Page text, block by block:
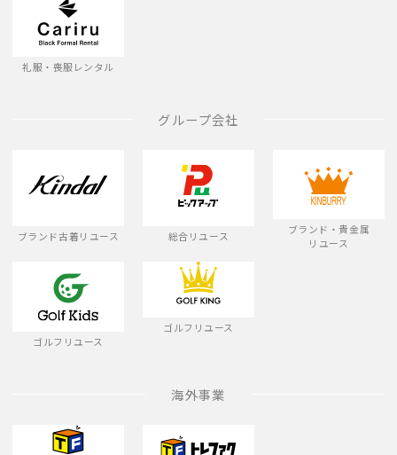
礼服・喪服レンタル
グループ会社
ブランド古着リユース 総合リユース
ブランド・貴金属
リユース
ゴルフリユース
ゴルフリユース
海外事業